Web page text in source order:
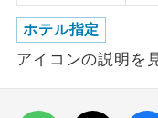
ホテル指定
アイコンの説明を
航空会社指定